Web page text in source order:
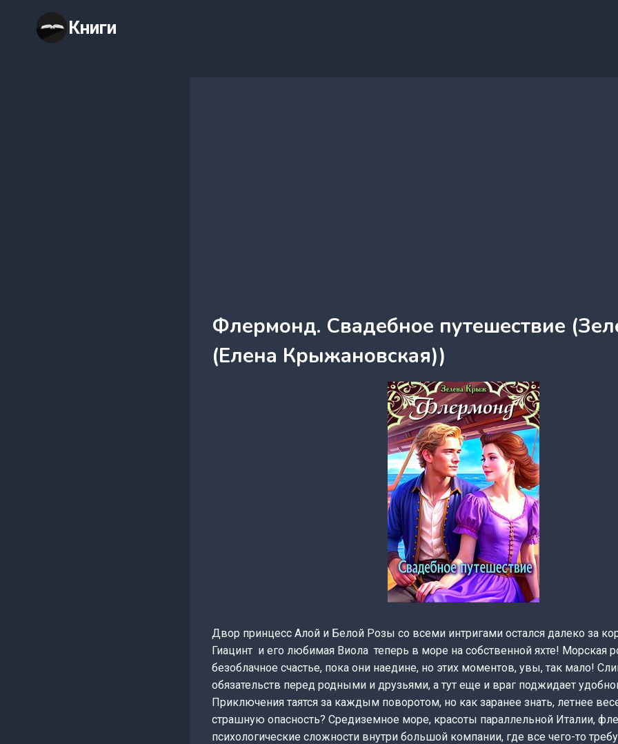
содержимому
Книги
Флермонд. Свадебное путешествие
(Елена Крыжановская))
Двор принцесс Алой и Белой Розы со всеми интригами остался далеко за
Гиацинт и его любимая Виола теперь в море на собственной яхте! Морская
безоблачное счастье, пока они наедине, но этих моментов, увы, так мало!
обязательств перед родными и друзьями, а тут еще и враг поджидает
Приключения таятся за каждым поворотом, но как заранее знать, летнее
страшную опасность? Средиземное море, красоты параллельной Италии,
психологические сложности внутри большой компании, где все чего-то